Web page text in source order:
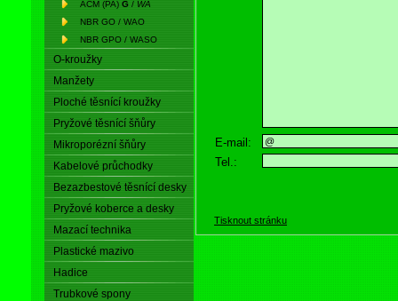
ACM (PA) G / WA
NBR GO / WAO
NBR GPO / WASO
O-kroužky
Manžety
Ploché těsnící kroužky
Pryžové těsnící šňůry
Mikroporézní šňůry
Kabelové průchodky
Bezazbestové těsnící desky
Pryžové koberce a desky
Mazací technika
Plastické mazivo
Hadice
Trubkové spony
E-mail:
Tel.:
Tisknout stránku